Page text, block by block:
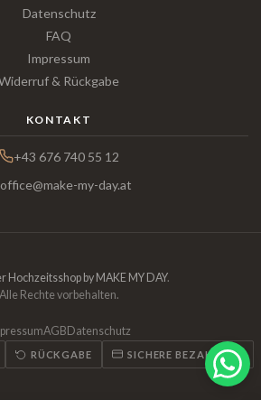
Datenschutz
FAQ
Impressum
& Rückgabe
KONTAKT
+43 676 740 55 12
office@make-my-day.at
Hochzeitsshop by MAKE MY DAY.
Alle Rechte vorbehalten.
AGB Datenschutz
RÜCKGABE SICHERE BEZAHLUNG